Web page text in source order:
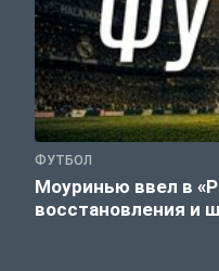
ФУТБОЛ
Моуринью ввел в
восстановления и